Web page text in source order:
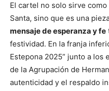
El cartel no solo sirve
Santa, sino que es una
mensaje de esperanza y fe
festividad. En la franja
Estepona 2025” junto a los
de la Agrupación de
autenticidad y el respaldo